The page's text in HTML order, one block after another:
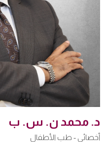
د. محمد ن. س. ب
أخصائي - طب الأطفال